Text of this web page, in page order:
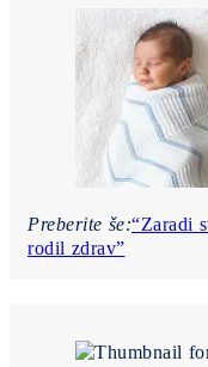
Preberite še:“Zaradi
rodil zdrav”